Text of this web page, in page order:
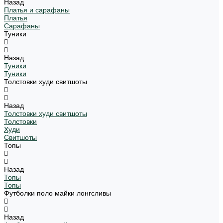
Назад
Платья и сарафаны
Платья
Сарафаны
Туники
Назад
Туники
Туники
Толстовки худи свитшоты
Назад
Толстовки худи свитшоты
Толстовки
Худи
Свитшоты
Топы
Назад
Топы
Топы
Футболки поло майки лонгсливы
Назад